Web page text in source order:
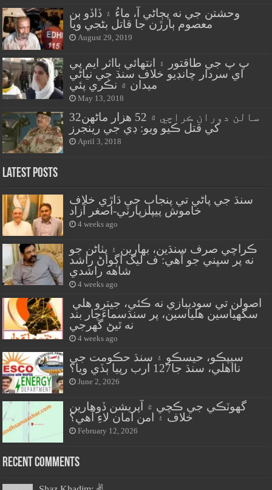
وحشتن جي نه پڄاڻي آ، ماءُ ۽ ڏاڏو ٻن
معصوم ٻارڙن جا قاتل بڻجي ويا
August 29, 2019
پ پ جي طاقتور ۽ انتهائي بااثر ايم پي
اي سردار چانڊيو خلاف سنڌ جي نياڻي
ميدان ۾ نڪري پئي
May 13, 2018
32سالن دوران ڪراچي ۾ 52 هزار ماڻهن
کي قتل ڪيو ويو: ڊي جي رينجرز
April 3, 2018
Latest Posts
سنڌ جي پاڻي تي پنجاب جي ڌاڙي خلاف
خاموش پيپلزپارٽي-اصغر آزاد
4 weeks ago
ڪراچي صرف سنڌين، بهارين ۽ پٺاڻن جو
نه پر سڀني جو آهي: ف ليگ اڳواڻ راشد
شاهه راشدي
4 weeks ago
سگهياسين هلياسين، پر سنڌسماءَچار بند
نه ٿيڻ گهرجي
4 weeks ago
سيپڪو، حيسڪو ۽ سنڌ حڪومت جي
نااهلي، سنڌ جا127 ارب رپيا ٻڏي ويا؟
June 2, 2026
گهوٽڪي جي ڪچي ۾ آپريشن ڏوهارين
خلاف ۽ امن امان لاءِ آهي؟
February 12, 2026
Recent Comments